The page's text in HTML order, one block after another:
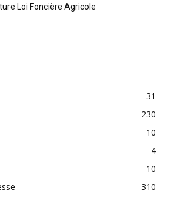
Loi Foncière Agricole
31
230
10
4
10
310